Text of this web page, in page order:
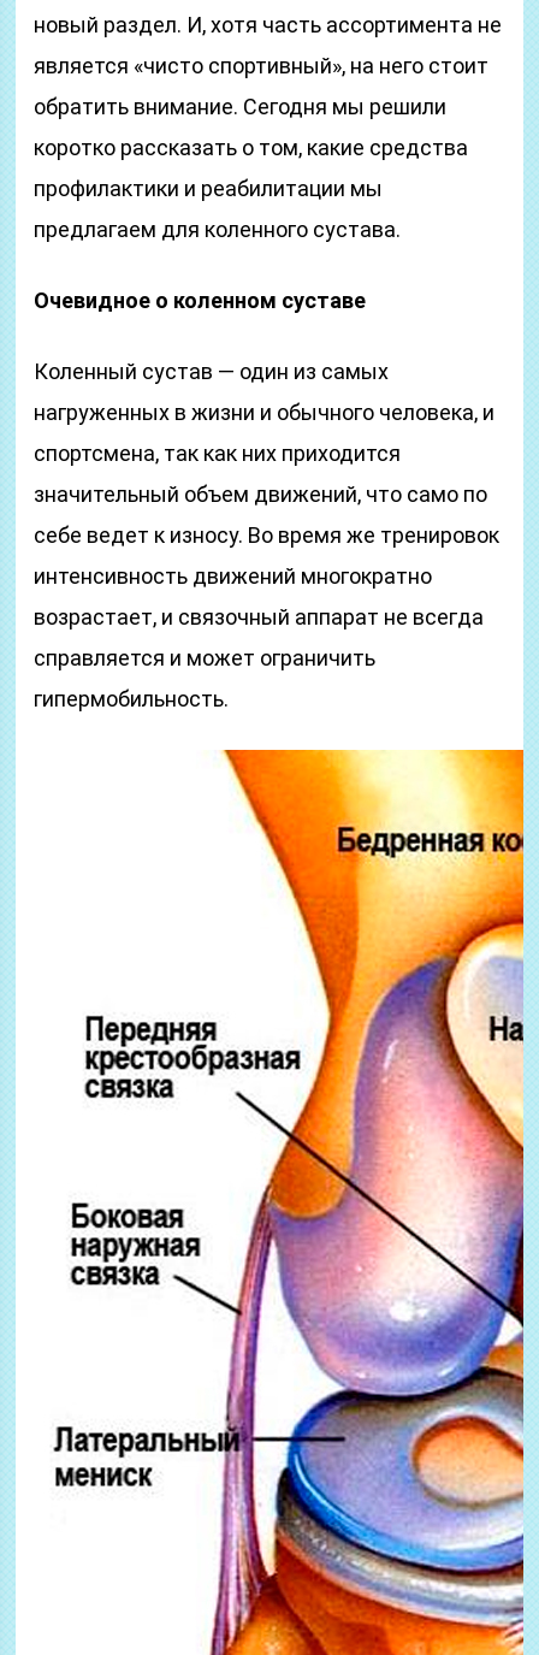
новый раздел. И, хотя часть ассортимента не
является «чисто спортивный», на него стоит
обратить внимание. Сегодня мы решили
коротко рассказать о том, какие средства
профилактики и реабилитации мы
предлагаем для коленного сустава.
Очевидное о коленном суставе
Коленный сустав — один из самых
нагруженных в жизни и обычного человека, и
спортсмена, так как них приходится
значительный объем движений, что само по
себе ведет к износу. Во время же тренировок
интенсивность движений многократно
возрастает, и связочный аппарат не всегда
справляется и может ограничить
гипермобильность.